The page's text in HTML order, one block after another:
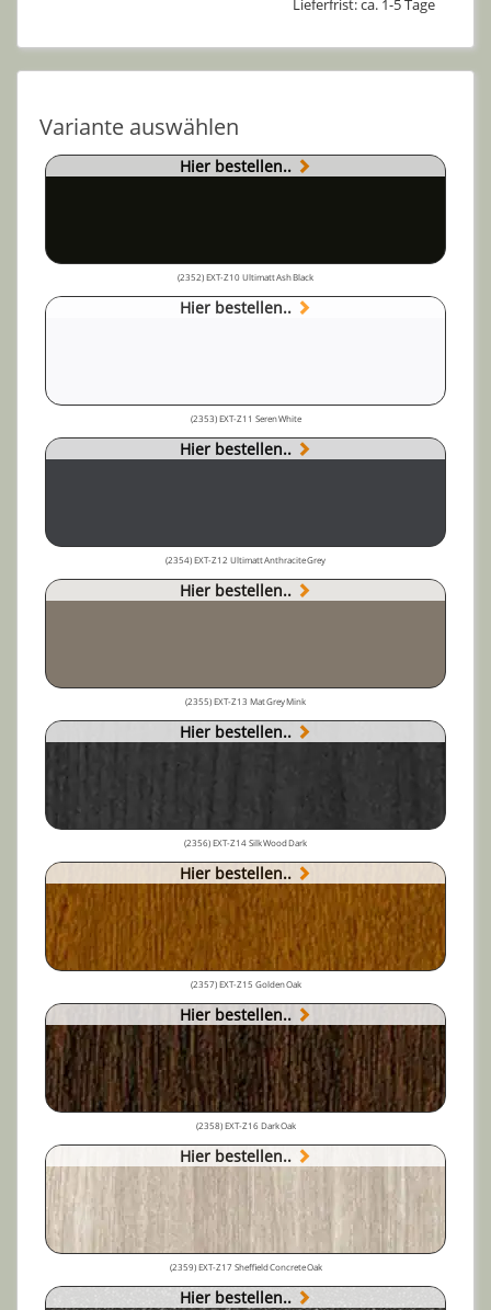
Lieferfrist: ca. 1-5 Tage
Variante auswählen
Hier bestellen..
(2352) EXT-Z10 Ultimatt Ash Black
Hier bestellen..
(2353) EXT-Z11 Seren White
Hier bestellen..
(2354) EXT-Z12 Ultimatt Anthracite Grey
Hier bestellen..
(2355) EXT-Z13 Mat Grey Mink
Hier bestellen..
(2356) EXT-Z14 Silk Wood Dark
Hier bestellen..
(2357) EXT-Z15 Golden Oak
Hier bestellen..
(2358) EXT-Z16 Dark Oak
Hier bestellen..
(2359) EXT-Z17 Sheffield Concrete Oak
Hier bestellen..